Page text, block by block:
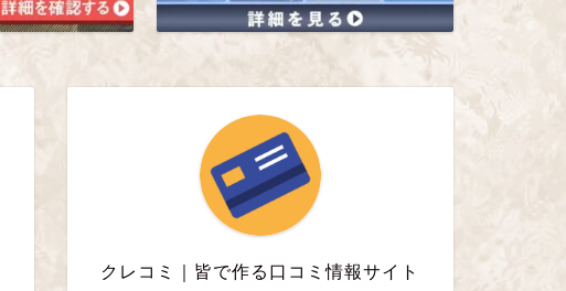
クレコミ｜皆で作る口コミ情報サイト